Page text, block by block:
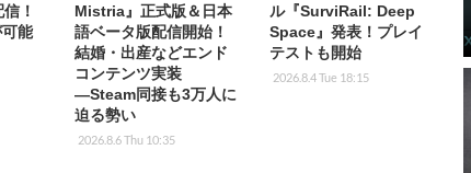
！
能
Mistria』正式版＆日本
語ベータ版配信開始！
結婚・出産などエンド
コンテンツ実装
―Steam同接も3万人に
迫る勢い
2026.8.6 Thu 10:35
ル『SurviRail: Deep
Space』発表！プレイ
テストも開始
2026.8.4 Tue 18:15